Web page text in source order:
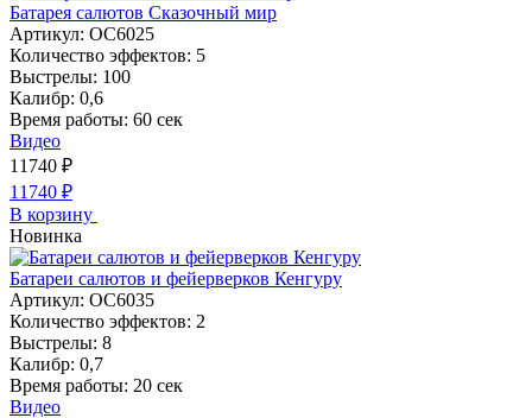
Батарея салютов Сказочный мир
Артикул: ОС6025
Количество эффектов: 5
Выстрелы: 100
Калибр: 0,6
Время работы: 60 сек
Видео
11740 ₽
11740 ₽
В корзину
Новинка
Батареи салютов и фейерверков Кенгуру
Артикул: ОС6035
Количество эффектов: 2
Выстрелы: 8
Калибр: 0,7
Время работы: 20 сек
Видео